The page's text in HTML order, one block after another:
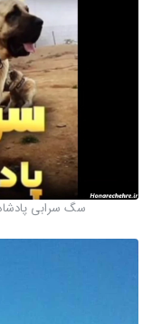
سگ سرابی